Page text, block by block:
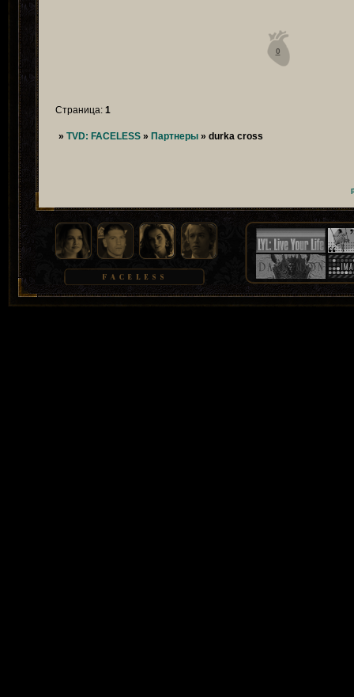
0
Страница:1
» TVD: FACELESS » Партнеры » durka cross